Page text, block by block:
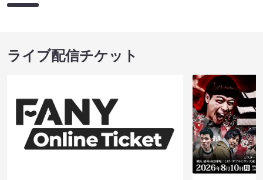
ライブ配信チケット